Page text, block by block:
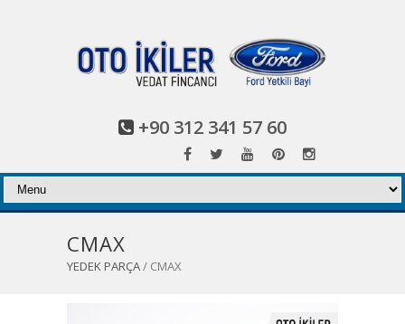
+90 312 341 57 60
CMAX
YEDEK PARÇA/ CMAX